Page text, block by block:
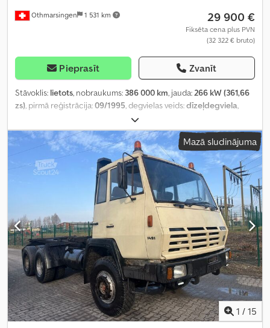
Othmarsingen 1 531 km 29 900 €
Fiksēta cena plus PVN
(32 322 € bruto)
Pieprasīt Zvanīt
Stāvoklis: lietots, nobraukums: 386 000 km, jauda:266 kW (361,66
zs), pirmā reģistrācija:09/1995, degvielas veids:dīzeļdegviela,
, pārnesuma veids:
klase:euro2, krautuves garums:3 700 mm, iekraušanas vietas
platums:2 450 mm, iekraušanas telpas augstums:1 400 mm,
celtnis
Mazā sludinājuma
1 / 15